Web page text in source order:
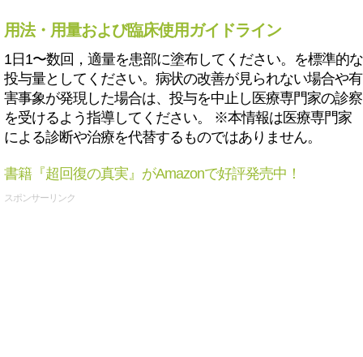
用法・用量および臨床使用ガイドライン
1日1〜数回，適量を患部に塗布してください。を標準的な
投与量としてください。病状の改善が見られない場合や有
害事象が発現した場合は、投与を中止し医療専門家の診察
を受けるよう指導してください。 ※本情報は医療専門家
による診断や治療を代替するものではありません。
書籍『超回復の真実』がAmazonで好評発売中！
スポンサーリンク